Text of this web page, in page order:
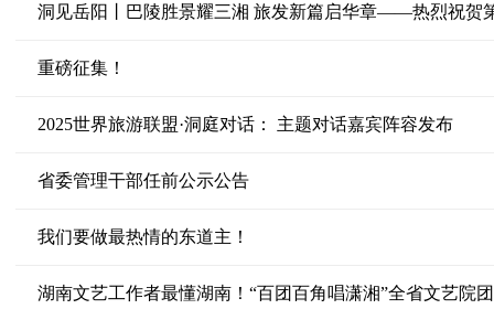
洞见岳阳丨巴陵胜景耀三湘 旅发新篇启华章——热烈祝贺
重磅征集！
2025世界旅游联盟·洞庭对话： 主题对话嘉宾阵容发布
省委管理干部任前公示公告
我们要做最热情的东道主！
湖南文艺工作者最懂湖南！“百团百角唱潇湘”全省文艺院